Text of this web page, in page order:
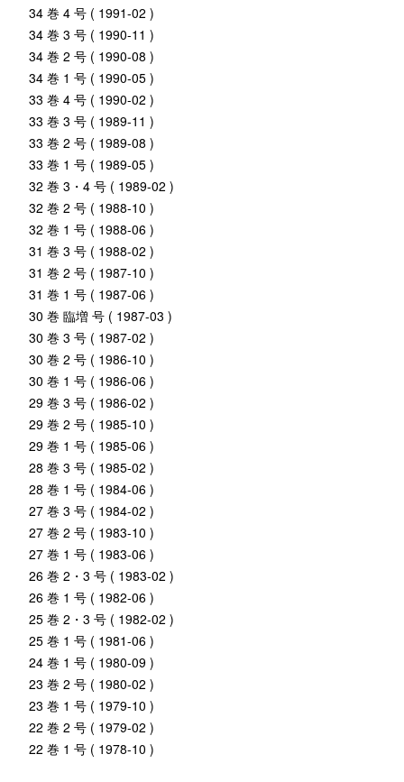
34 巻 4 号 ( 1991-02 )
34 巻 3 号 ( 1990-11 )
34 巻 2 号 ( 1990-08 )
34 巻 1 号 ( 1990-05 )
33 巻 4 号 ( 1990-02 )
33 巻 3 号 ( 1989-11 )
33 巻 2 号 ( 1989-08 )
33 巻 1 号 ( 1989-05 )
32 巻 3・4 号 ( 1989-02 )
32 巻 2 号 ( 1988-10 )
32 巻 1 号 ( 1988-06 )
31 巻 3 号 ( 1988-02 )
31 巻 2 号 ( 1987-10 )
31 巻 1 号 ( 1987-06 )
30 巻 臨増 号 ( 1987-03 )
30 巻 3 号 ( 1987-02 )
30 巻 2 号 ( 1986-10 )
30 巻 1 号 ( 1986-06 )
29 巻 3 号 ( 1986-02 )
29 巻 2 号 ( 1985-10 )
29 巻 1 号 ( 1985-06 )
28 巻 3 号 ( 1985-02 )
28 巻 1 号 ( 1984-06 )
27 巻 3 号 ( 1984-02 )
27 巻 2 号 ( 1983-10 )
27 巻 1 号 ( 1983-06 )
26 巻 2・3 号 ( 1983-02 )
26 巻 1 号 ( 1982-06 )
25 巻 2・3 号 ( 1982-02 )
25 巻 1 号 ( 1981-06 )
24 巻 1 号 ( 1980-09 )
23 巻 2 号 ( 1980-02 )
23 巻 1 号 ( 1979-10 )
22 巻 2 号 ( 1979-02 )
22 巻 1 号 ( 1978-10 )